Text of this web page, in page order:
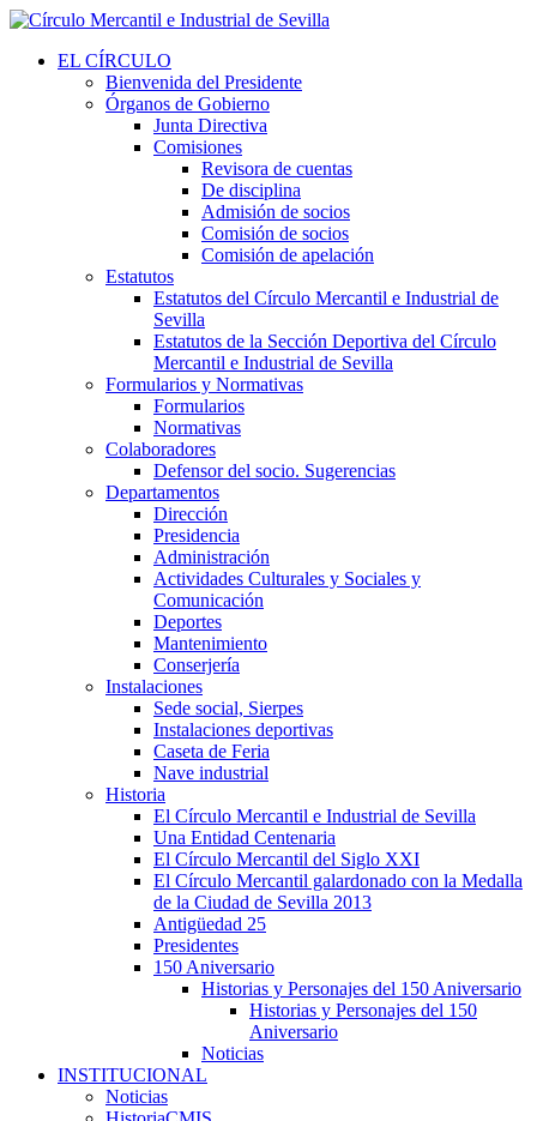
EL CÍRCULO
Bienvenida del Presidente
Órganos de Gobierno
Junta Directiva
Comisiones
Revisora de cuentas
De disciplina
Admisión de socios
Comisión de socios
Comisión de apelación
Estatutos
Estatutos del Círculo Mercantil e Industrial de
Sevilla
Estatutos de la Sección Deportiva del Círculo
Mercantil e Industrial de Sevilla
Formularios y Normativas
Formularios
Normativas
Colaboradores
Defensor del socio. Sugerencias
Departamentos
Dirección
Presidencia
Administración
Actividades Culturales y Sociales y
Comunicación
Deportes
Mantenimiento
Conserjería
Instalaciones
Sede social, Sierpes
Instalaciones deportivas
Caseta de Feria
Nave industrial
Historia
El Círculo Mercantil e Industrial de Sevilla
Una Entidad Centenaria
El Círculo Mercantil del Siglo XXI
El Círculo Mercantil galardonado con la Medalla
de la Ciudad de Sevilla 2013
Antigüedad 25
Presidentes
150 Aniversario
Historias y Personajes del 150 Aniversario
Historias y Personajes del 150
Aniversario
Noticias
INSTITUCIONAL
Noticias